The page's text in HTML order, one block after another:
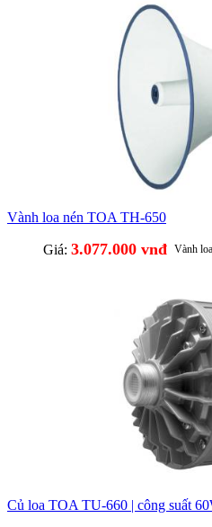
Vành loa nén TOA TH-650
Giá: 3.077.000 vnđ Vành
Củ loa TOA TU-660 | công suất